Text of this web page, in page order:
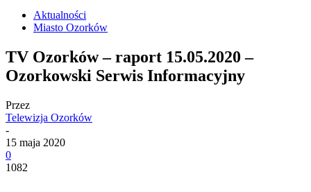
Aktualności
Miasto Ozorków
TV Ozorków – raport 15.05.2020 –
Ozorkowski Serwis Informacyjny
Przez
Telewizja Ozorków
-
15 maja 2020
0
1082